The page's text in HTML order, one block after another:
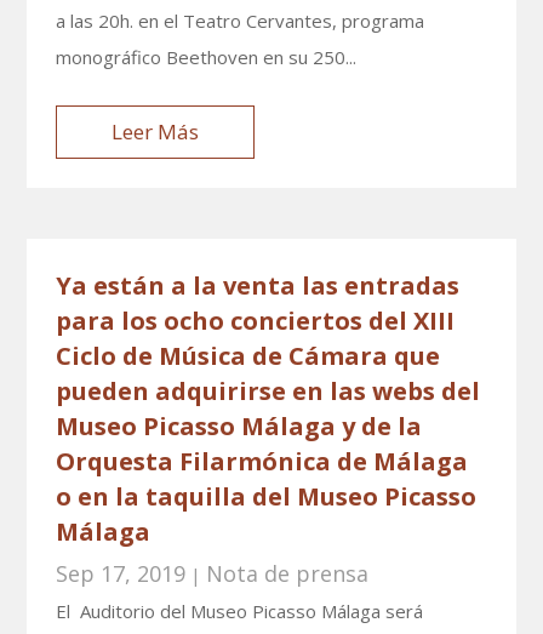
a las 20h. en el Teatro Cervantes, programa
monográfico Beethoven en su 250...
Leer Más
Ya están a la venta las entradas
para los ocho conciertos del XIII
Ciclo de Música de Cámara que
pueden adquirirse en las webs del
Museo Picasso Málaga y de la
Orquesta Filarmónica de Málaga
o en la taquilla del Museo Picasso
Málaga
Sep 17, 2019 | Nota de prensa
El Auditorio del Museo Picasso Málaga será